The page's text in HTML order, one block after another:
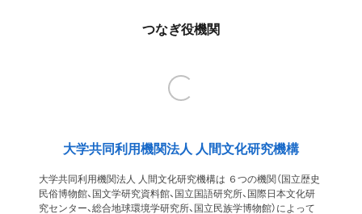
つなぎ役機関
大学共同利用機関法人 人間文化研究機構
大学共同利用機関法人 人間文化研究機構は ６つの機関（国立歴史
民俗博物館、国文学研究資料館、国立国語研究所、国際日本文化研
究センター、総合地球環境学研究所、国立民族学博物館）によって